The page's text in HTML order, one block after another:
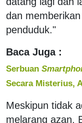
dan
penduduk."
Baca Juga :
Serbuan
Secara Misterius,
Meskipun tidak
melarang azan,